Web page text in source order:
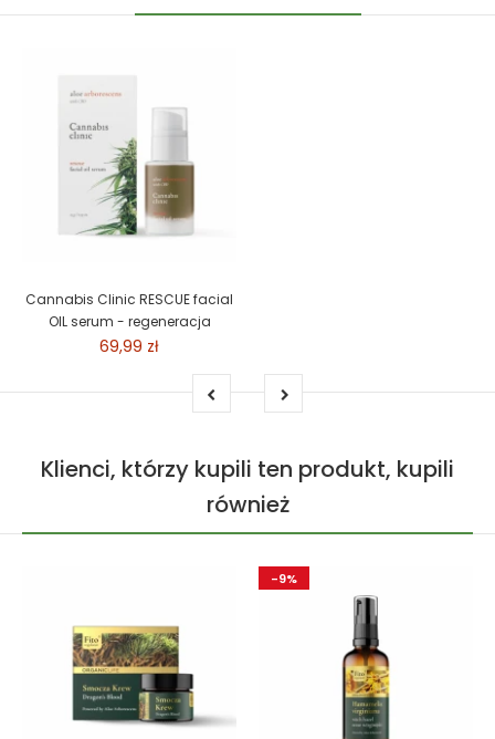
Cannabis Clinic RESCUE facial
OIL serum - regeneracja
69,99 zł
Klienci, którzy kupili ten produkt, kupili
również
-9%